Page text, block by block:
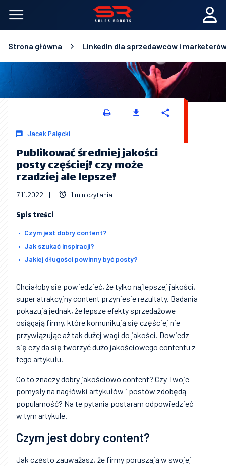
Strona główna LinkedIn dla sprzedawców i
Jacek Palęcki
Publikować średniej jakości
posty częściej? czy może
rzadziej ale lepsze?
7.11.2022 | 1 min czytania
Spis treści
Czym jest dobry content?
Jak szukać inspiracji?
Jakiej długości powinny być posty?
Chciałoby się powiedzieć, że tylko najlepszej jakości,
super atrakcyjny content przyniesie rezultaty. Badania
pokazują jednak, że lepsze efekty sprzedażowe
osiągają firmy, które komunikują się częściej nie
przywiązując aż tak dużej wagi do jakości. Dowiedz
się czy da się tworzyć dużo jakościowego contentu z
tego artykułu.
Co to znaczy dobry jakościowo content? Czy Twoje
pomysły na nagłówki artykułów i postów zdobędą
popularność? Na te pytania postaram odpowiedzieć
w tym artykule.
Czym jest dobry content?
Jak często zauważasz, że firmy poruszają w swojej